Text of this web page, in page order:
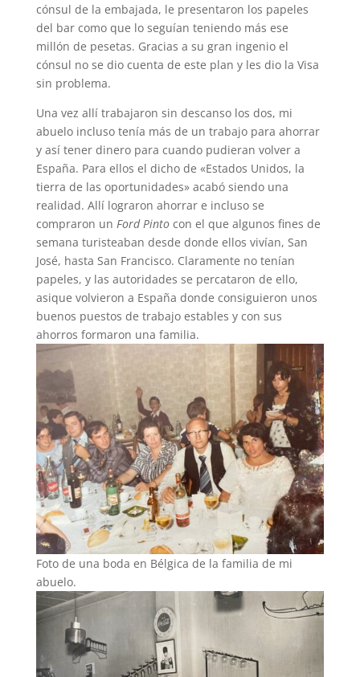
cónsul de la embajada, le presentaron los papeles
del bar como que lo seguían teniendo más ese
millón de pesetas. Gracias a su gran ingenio el
cónsul no se dio cuenta de este plan y les dio la Visa
sin problema.
Una vez allí trabajaron sin descanso los dos, mi
abuelo incluso tenía más de un trabajo para ahorrar
y así tener dinero para cuando pudieran volver a
España. Para ellos el dicho de «Estados Unidos, la
tierra de las oportunidades» acabó siendo una
realidad. Allí lograron ahorrar e incluso se
compraron un Ford Pintocon el que algunos fines de
semana turisteaban desde donde ellos vivían, San
José, hasta San Francisco. Claramente no tenían
papeles, y las autoridades se percataron de ello,
asique volvieron a España donde consiguieron unos
buenos puestos de trabajo estables y con sus
ahorros formaron una familia.
Foto de una boda en Bélgica de la familia de mi
abuelo.